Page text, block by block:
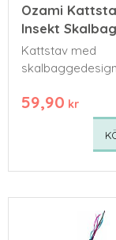
Ozami
Insekt
Kattstav med
59,90 kr